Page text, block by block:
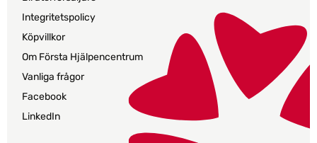
Integritetspolicy
Köpvillkor
Om Första Hjälpencentrum
Vanliga frågor
Facebook
LinkedIn